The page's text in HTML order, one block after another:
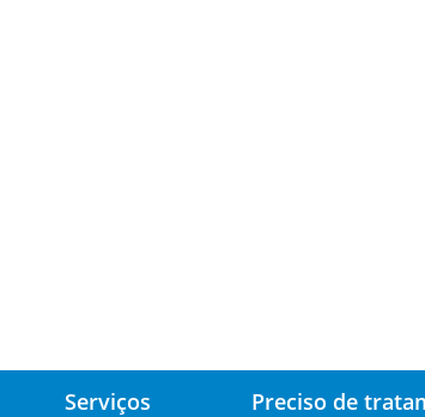
Serviços Preciso de